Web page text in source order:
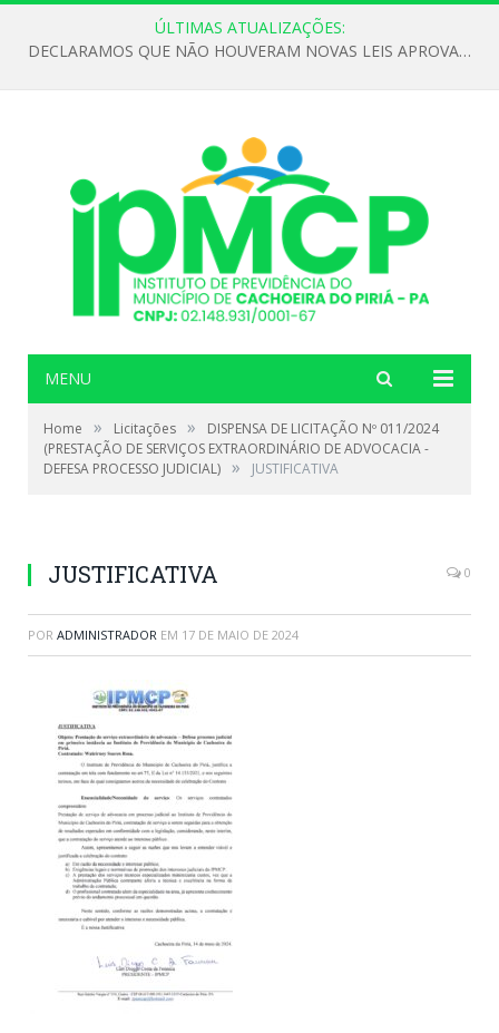
ÚLTIMAS ATUALIZAÇÕES:
DECLARAMOS QUE NÃO HOUVERAM NOVAS LEIS APROVADAS ATÉ O MOMENTO PARA O INSTITUTO DE PREVIDÊNCIA NO ANO DE 2026
MENU
Home » Licitações »
DISPENSA DE LICITAÇÃO Nº 011/2024
(PRESTAÇÃO DE SERVIÇOS EXTRAORDINÁRIO DE ADVOCACIA -
DEFESA PROCESSO JUDICIAL) » JUSTIFICATIVA
JUSTIFICATIVA 0
POR ADMINISTRADOR EM 17 DE MAIO DE 2024